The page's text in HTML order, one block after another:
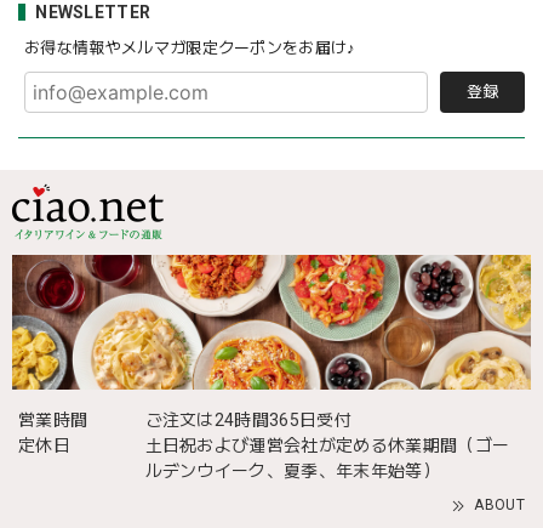
NEWSLETTER
お得な情報やメルマガ限定クーポンをお届け♪
登録
営業時間
ご注文は24時間365日受付
定休日
土日祝および運営会社が定める休業期間（ゴー
ルデンウイーク、夏季、年末年始等）
ABOUT